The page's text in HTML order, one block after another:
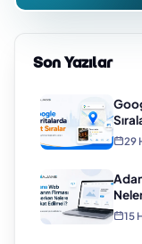
Son Yazılar
29
15